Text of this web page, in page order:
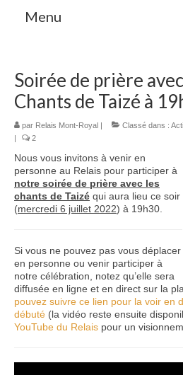
Menu
Activités spirituelles
Activités culturelles
Nous contacter
Soirée de prière
Chants de Taizé à
par Relais Mont-Royal | Classé dans :
|
2
Nous vous invitons à venir en
personne au Relais pour participer à
notre soirée de prière avec les
chants de Taizé qui aura lieu ce soir
(mercredi 6 juillet 2022) à 19h30.
Si vous ne pouvez pas vous déplacer
en personne ou venir participer à
notre célébration, notez qu’elle sera
diffusée en ligne et en direct sur la
pouvez suivre ce lien pour la voir en
débuté (la vidéo reste ensuite
YouTube du Relais pour un